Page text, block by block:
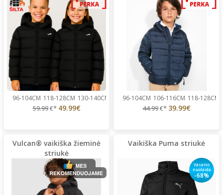
96-104CM 118-128CM 130-140CM 142-152CM 154-164CM 166-176CM
59.99€* 49.99€
96-104CM 106-116CM 118-128CM
44.99€* 39.99€
Vulcan® vaikiška žieminė
striukė
Vaikiška Puma striukė
Vasaros
nuolaida
-68%